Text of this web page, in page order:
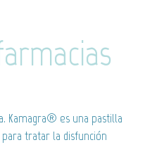
Kamagra® es una pastilla
tratar la disfunción